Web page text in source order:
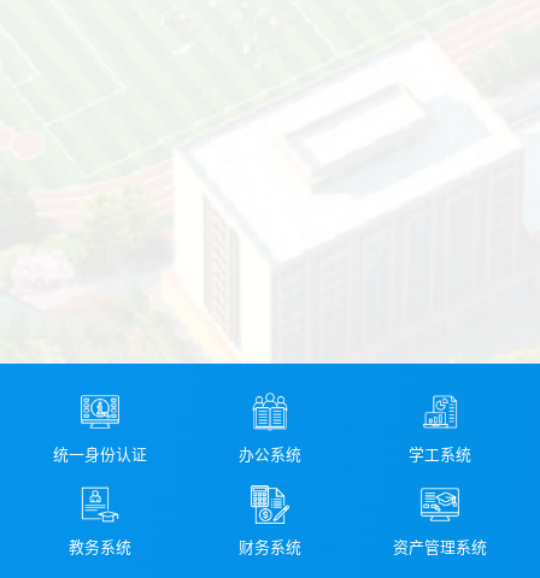
统一身份认证 办公系统 学工系统
教务系统 财务系统 资产管理系统